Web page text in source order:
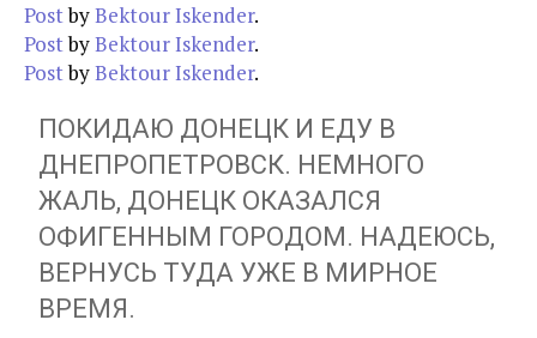
PostbyBektour Iskender.
PostbyBektour Iskender.
PostbyBektour Iskender.
ПОКИДАЮ ДОНЕЦК И ЕДУ В
ДНЕПРОПЕТРОВСК. НЕМНОГО
ЖАЛЬ, ДОНЕЦК ОКАЗАЛСЯ
ОФИГЕННЫМ ГОРОДОМ. НАДЕЮСЬ,
ВЕРНУСЬ ТУДА УЖЕ В МИРНОЕ
ВРЕМЯ.